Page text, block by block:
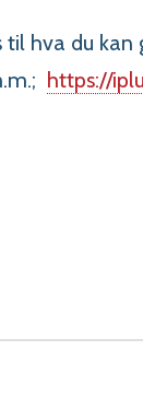
hva du kan
https://